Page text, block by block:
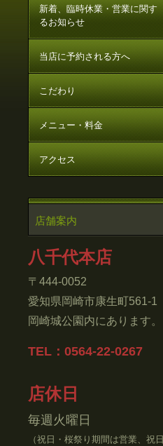
新着、臨時休業・営業に関す
るお知らせ
当店に予約される方へ
こだわり
メニュー・料金
アクセス
店舗案内
八千代本店
〒444-0052
愛知県岡崎市康生町561-1
岡崎城公園内にあります。
TEL：0564-22-0267
店休日
毎週火曜日
（祝日・桜祭り期間は営業、祝日